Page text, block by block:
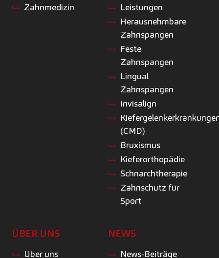
Zahnmedizin
Leistungen
Herausnehmbare
Zahnspangen
Feste
Zahnspangen
Lingual
Zahnspangen
Invisalign
(CMD)
Bruxismus
Kieferorthopädie
Schnarchtherapie
Zahnschutz für
Sport
ÜBER UNS
Über uns
NEWS
News-Beiträge